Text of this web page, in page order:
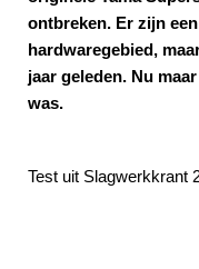
ontbreken. Er zijn
hardwaregebied,
jaar geleden. Nu
was.
Test uit Slagwerkkrant